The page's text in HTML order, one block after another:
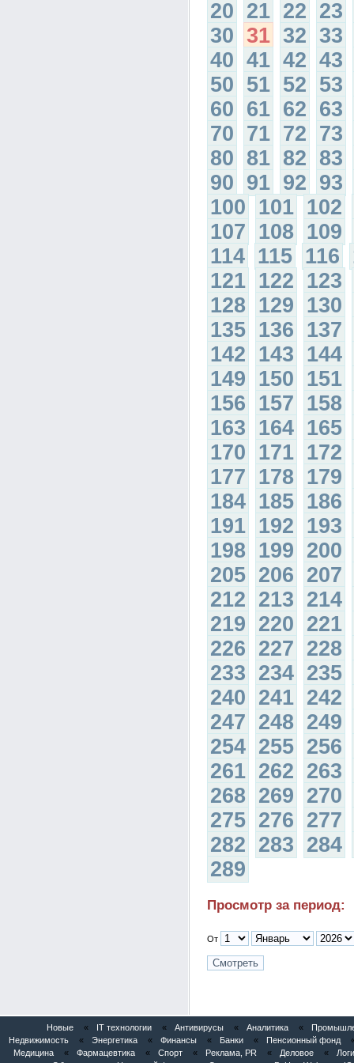
20 21 22 23
30 31 32 33
40 41 42 43
50 51 52 53
60 61 62 63
70 71 72 73
80 81 82 83
90 91 92 93
100 101 102
107 108 109
114 115 116
121 122 123
128 129 130
135 136 137
142 143 144
149 150 151
156 157 158
163 164 165
170 171 172
177 178 179
184 185 186
191 192 193
198 199 200
205 206 207
212 213 214
219 220 221
226 227 228
233 234 235
240 241 242
247 248 249
254 255 256
261 262 263
268 269 270
275 276 277
282 283 284
289
Просмотр за период:
От
Новые « IT технологии « Антивирусы « Аналитика «
Недвижимость
« Энергетика « Финансы « Банки « Пенсионный фонд
Медицина
« Фармацевтика « Спорт « Реклама, PR « Деловое «